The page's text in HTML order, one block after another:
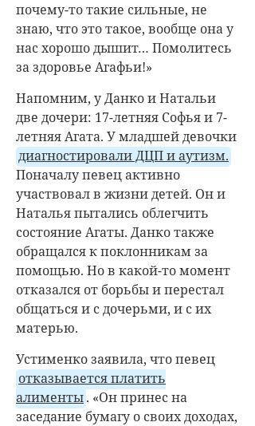
почему-то такие сильные, не
знаю, что это такое, вообще она у
нас хорошо дышит… Помолитесь
за здоровье Агафьи!»
Напомним, уДанкои Натальи
две дочери: 17-летняя Софья и 7-
летняя Агата. У младшей девочки
диагностировали ДЦП и аутизм.
Поначалу певец активно
участвовал в жизни детей. Он и
Наталья пытались облегчить
состояние Агаты. Данко также
обращался к поклонникам за
помощью. Но в какой-то момент
отказался от борьбы и перестал
общаться и с дочерьми, и с их
матерью.
Устименко заявила, что певец
отказывается платить
алименты. «Он принес на
заседание бумагу о своих доходах,